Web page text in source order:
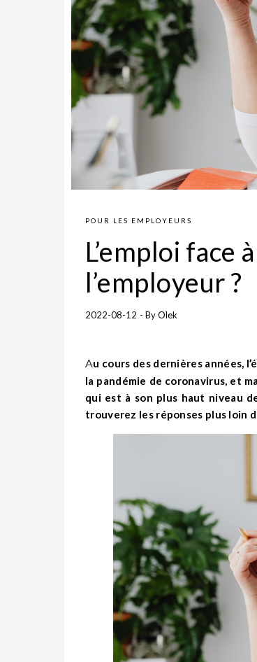
POUR LES EMPLOYEURS
L’emploi face
l’employeur ?
2022-08-12 - ByOlek
Au cours des dernières années, l’économie mondiale s’est considérablement détériorée. Il a été influencé par
la pandémie de coronavirus, et
qui est à son plus haut niveau
trouverez les réponses plus loin